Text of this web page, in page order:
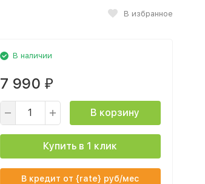
В избранное
В наличии
7 990 ₽
В корзину
Купить в 1 клик
В кредит от {rate} руб/мес